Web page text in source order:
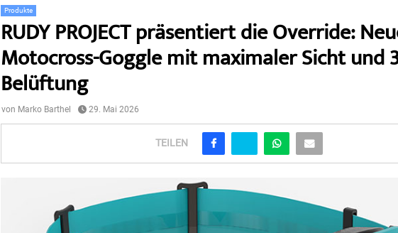
Produkte
RUDY PROJECT präsentiert die Override:
Motocross-Goggle mit maximaler Sicht und
Belüftung
von Marko Barthel 29. Mai 2026
TEILEN